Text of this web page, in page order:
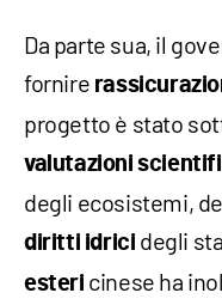
Da parte sua, il
fornire
progetto è stato
valutazioni
degli ecosistemi,
diritti idrici degli
esteri cinese ha